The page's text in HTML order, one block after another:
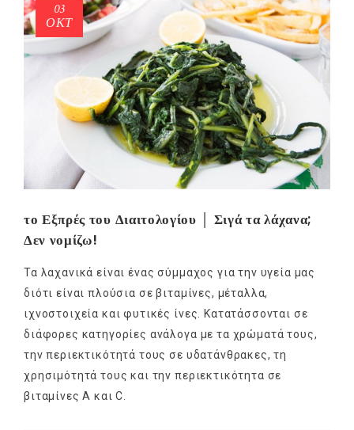
03
ΟΚΤ
το Εξπρές του Διαιτολογίου │ Σιγά τα λάχανα;
Δεν νομίζω!
Τα λαχανικά είναι ένας σύμμαχος για την υγεία μας
διότι είναι πλούσια σε βιταμίνες, μέταλλα,
ιχνοστοιχεία και φυτικές ίνες. Κατατάσσονται σε
διάφορες κατηγορίες ανάλογα με τα χρώματά τους,
την περιεκτικότητά τους σε υδατάνθρακες, τη
χρησιμότητά τους και την περιεκτικότητα σε
βιταμίνες Α και C.